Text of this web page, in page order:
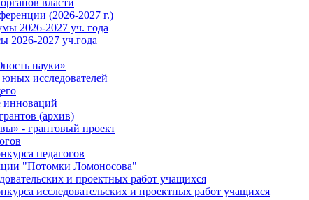
власти
(2026-2027 г.)
2026-2027 уч. года
2026-2027 уч.года
науки»
исследователей
инноваций
(архив)
- грантовый проект
педагогов
"Потомки Ломоносова"
и проектных работ учащихся
исследовательских и проектных работ учащихся